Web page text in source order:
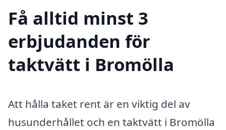
Få alltid minst 3
erbjudanden för
taktvätt i Bromölla
Att hålla taket rent är en viktig del av
husunderhållet och en taktvätt i Bromölla